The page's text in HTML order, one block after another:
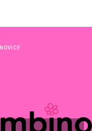
NOVICE